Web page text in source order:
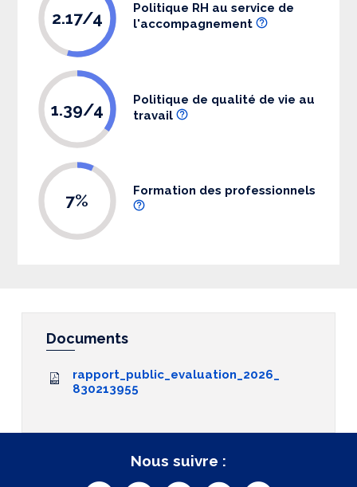
2.17/4
Politique RH au service de
l'accompagnement
1.39/4
Politique de qualité de vie au
travail
7% Formation des professionnels
Documents
rapport_public_evaluation_2026_
830213955
Nous suivre :